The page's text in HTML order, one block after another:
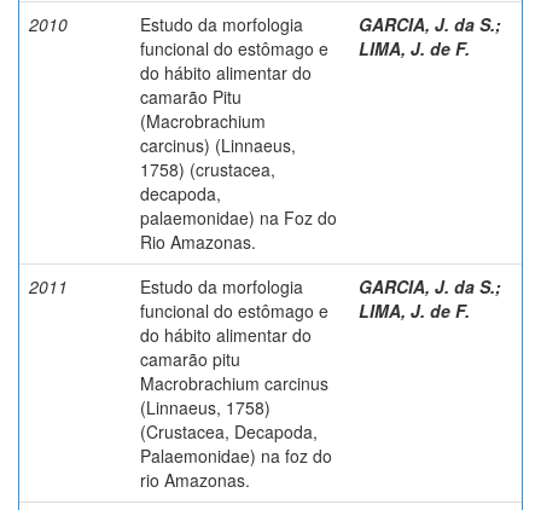
2010
Estudo da morfologia
funcional do estômago e
do hábito alimentar do
camarão Pitu
(Macrobrachium
carcinus) (Linnaeus,
1758) (crustacea,
decapoda,
palaemonidae) na Foz do
Rio Amazonas.
GARCIA, J. da S.;
LIMA, J. de F.
2011
Estudo da morfologia
funcional do estômago e
do hábito alimentar do
camarão pitu
Macrobrachium carcinus
(Linnaeus, 1758)
(Crustacea, Decapoda,
Palaemonidae) na foz do
rio Amazonas.
GARCIA, J. da S.;
LIMA, J. de F.